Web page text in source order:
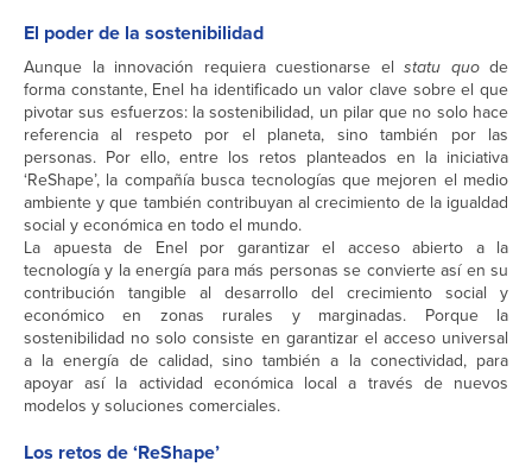
El poder de la sostenibilidad
Aunque la innovación requiera cuestionarse el statu quo de
forma constante, Enel ha identificado un valor clave sobre el que
pivotar sus esfuerzos: la sostenibilidad, un pilar que no solo hace
referencia al respeto por el planeta, sino también por las
personas. Por ello, entre los retos planteados en la iniciativa
‘ReShape’, la compañía busca tecnologías que mejoren el medio
ambiente y que también contribuyan al crecimiento de la igualdad
social y económica en todo el mundo.
La apuesta de Enel por garantizar el acceso abierto a la
tecnología y la energía para más personas se convierte así en su
contribución tangible al desarrollo del crecimiento social y
económico en zonas rurales y marginadas. Porque la
sostenibilidad no solo consiste en garantizar el acceso universal
a la energía de calidad, sino también a la conectividad, para
apoyar así la actividad económica local a través de nuevos
modelos y soluciones comerciales.
Los retos de ‘ReShape’